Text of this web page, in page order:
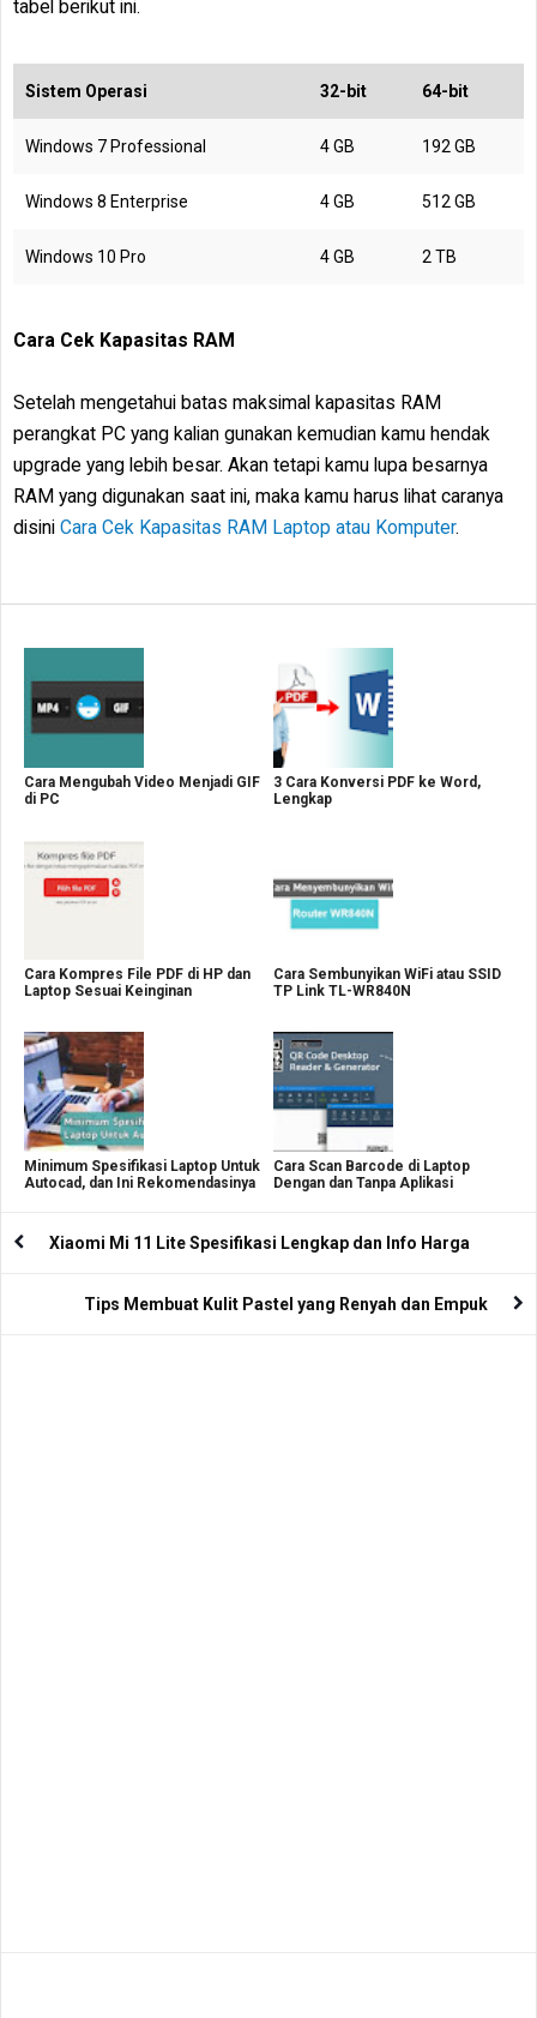
tabel berikut ini.
Sistem Operasi 32-bit 64-bit
Windows 7 Professional 4 GB 192 GB
Windows 8 Enterprise 4 GB 512 GB
Windows 10 Pro 4 GB 2 TB
Cara Cek Kapasitas RAM
Setelah mengetahui batas maksimal kapasitas RAM
perangkat PC yang kalian gunakan kemudian kamu hendak
upgrade yang lebih besar. Akan tetapi kamu lupa besarnya
RAM yang digunakan saat ini, maka kamu harus lihat caranya
disini Cara Cek Kapasitas RAM Laptop atau Komputer.
Cara Mengubah Video Menjadi GIF
di PC
3 Cara Konversi PDF ke Word,
Lengkap
Cara Kompres File PDF di HP dan
Laptop Sesuai Keinginan
Cara Sembunyikan WiFi atau SSID
TP Link TL-WR840N
Minimum Spesifikasi Laptop Untuk
Autocad, dan Ini Rekomendasinya
Cara Scan Barcode di Laptop
Dengan dan Tanpa Aplikasi
Xiaomi Mi 11 Lite Spesifikasi Lengkap dan Info Harga
Tips Membuat Kulit Pastel yang Renyah dan Empuk